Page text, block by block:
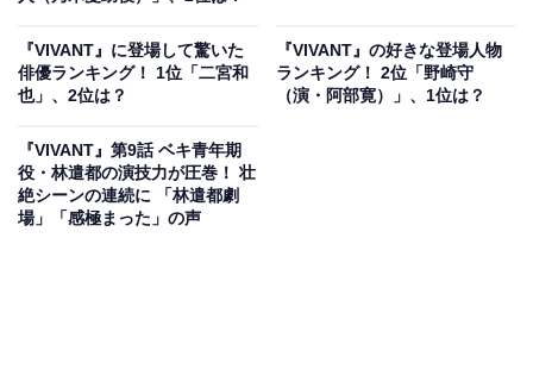
『VIVANT』に登場して驚いた
俳優ランキング！ 1位「二宮和
也」、2位は？
『VIVANT』の好きな登場人物
ランキング！ 2位「野崎守
（演・阿部寛）」、1位は？
『VIVANT』第9話 ベキ青年期
役・林遣都の演技力が圧巻！ 壮
絶シーンの連続に 「林遣都劇
場」「感極まった」の声